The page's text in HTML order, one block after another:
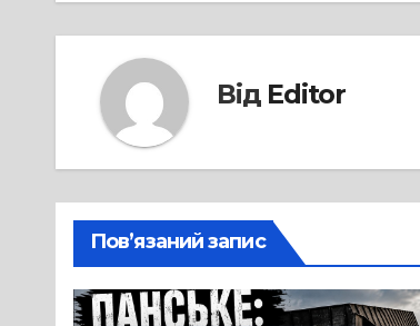
Від Editor
Пов’язаний запис